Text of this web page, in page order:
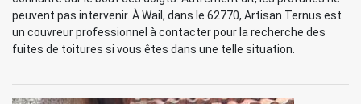
peuvent pas intervenir. À Wail, dans le 62770, Artisan Ternus est
un couvreur professionnel à contacter pour la recherche des
fuites de toitures si vous êtes dans une telle situation.